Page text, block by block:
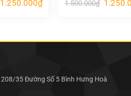
Giá
1.250.000₫Giá
hiện
1.500.000₫ Giá
208/35 Đường Số 5 Bình Hưng Hoà